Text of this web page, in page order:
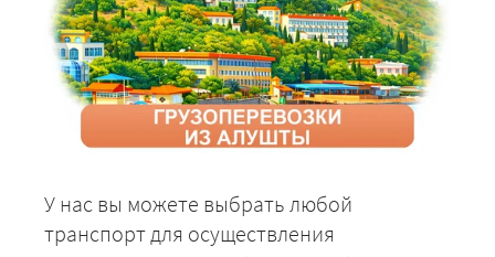
У нас вы можете выбрать любой
транспорт для осуществления